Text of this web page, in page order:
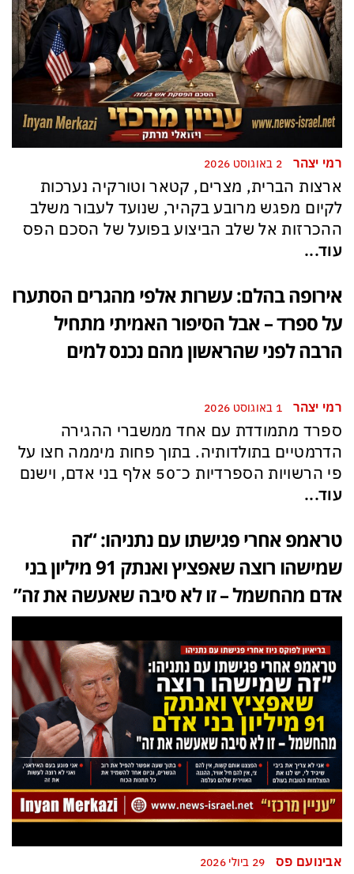
רמי יצהר
ארצות הברית, מצרים, קטאר וטורקיה נערכות
לקיום מפגש מרובע בקהיר, שנועד לעבור משלב
ההכרזות אל שלב הביצוע בפועל של הסכם הפס
עוד...
אירופה בהלם: עשרות אלפי מהגרים הסתערו
על ספרד – אבל הסיפור האמיתי מתחיל
הרבה לפני שהראשון מהם נכנס למים
רמי יצהר
ספרד מתמודדת עם אחד ממשברי ההגירה
הדרמטיים בתולדותיה. בתוך פחות מיממה חצו על
פי הרשויות הספרדיות כ־50 אלף בני אדם, וישנם
עוד...
טראמפ אחרי פגישתו עם נתניהו: “זה
שמישהו רוצה שאפציץ ואנתק 91 מיליון בני
אדם מהחשמל – זו לא סיבה שאעשה את זה”
אבינועם פס